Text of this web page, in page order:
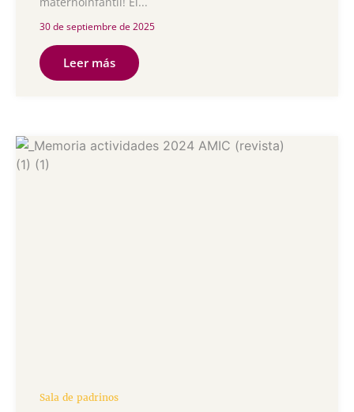
30 de septiembre de 2025
Leer más
Sala de padrinos